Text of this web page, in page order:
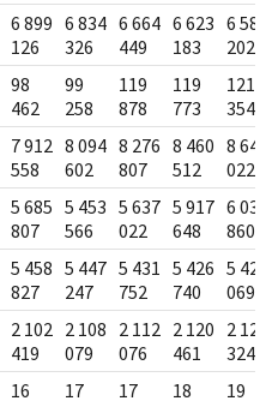
6 899
126
6 834
326
6 664
449
6 623
183
6
202
98
462
99
258
119
878
119
773
121
354
7 912
558
8 094
602
8 276
807
8 460
512
8
022
5 685
807
5 453
566
5 637
022
5 917
648
6
860
5 458
827
5 447
247
5 431
752
5 426
740
5
069
2 102
419
2 108
079
2 112
076
2 120
461
2
324
16 17 17 18 19